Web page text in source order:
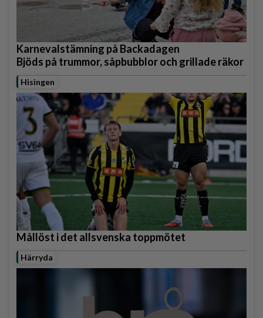
Karnevalstämning på Backadagen
Bjöds på trummor, såpbubblor och grillade räkor
Hisingen
Mållöst i det allsvenska toppmötet
Härryda